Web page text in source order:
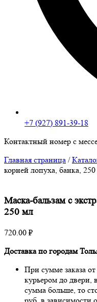
+7 (927) 891-39-18
Контактный номер с
Главная страница /
корней лопуха, банка,
Маска-бальзам с
250 мл
720.00 ₽
Доставка по городам
При сумме заказа
курьером до двери,
сумма больше, то